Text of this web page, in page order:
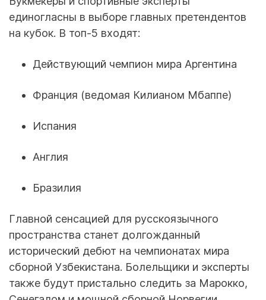
единогласны в выборе главных претендентов
на кубок. В топ-5 входят:
Действующий чемпион мира Аргентина
Франция (ведомая Килианом Мбаппе)
Испания
Англия
Бразилия
Главной сенсацией для русскоязычного
пространства станет долгожданный
исторический дебют на чемпионатах мира
сборной Узбекистана. Болельщики и эксперты
также будут пристально следить за Марокко,